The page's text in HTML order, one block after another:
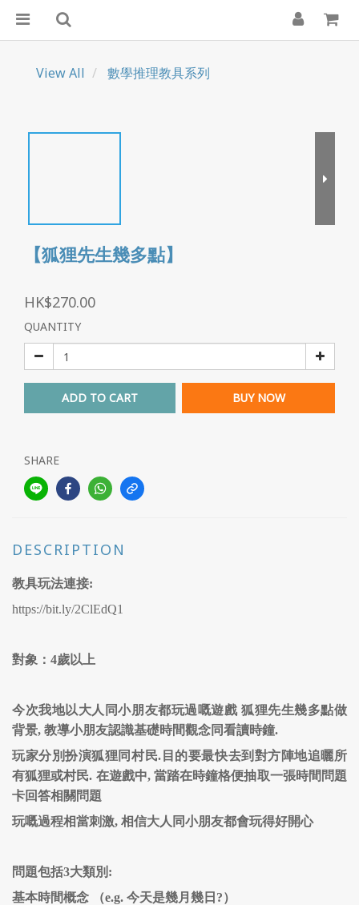
View All 數學推理教具系列
【狐狸先生幾多點】
HK$270.00
QUANTITY
ADD TO CART BUY NOW
SHARE
DESCRIPTION
教具玩法連接:
https://bit.ly/2ClEdQ1
對象：4歲以上
今次我地以大人同小朋友都玩過嘅遊戲 狐狸先生幾多點做
背景, 教導小朋友認識基礎時間觀念同看讀時鐘.
玩家分別扮演狐狸同村民.目的要最快去到對方陣地追曬所
有狐狸或村民. 在遊戲中, 當踏在時鐘格便抽取一張時間問題
卡回答相關問題
玩嘅過程相當刺激, 相信大人同小朋友都會玩得好開心
問題包括3大類別:
基本時間概念 （e.g. 今天是幾月幾日?）